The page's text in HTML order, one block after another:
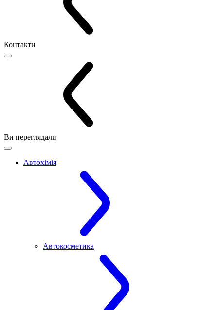
Контакти
Ви переглядали
Автохімія
Автокосметика